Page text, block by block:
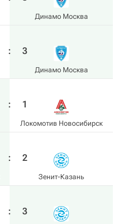
Динамо Москва
: 3
Динамо Москва
: 1
Локомотив Новосибирск
: 2
Зенит-Казань
: 3